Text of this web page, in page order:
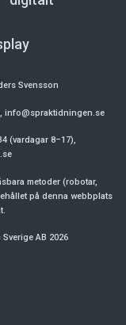
Svensson
info@spraktidningen.se
(vardagar 8–17),
metoder (robotar,
på denna webbplats
AB 2026